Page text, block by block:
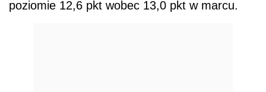
poziomie 12,6 pkt wobec 13,0 pkt w marcu.